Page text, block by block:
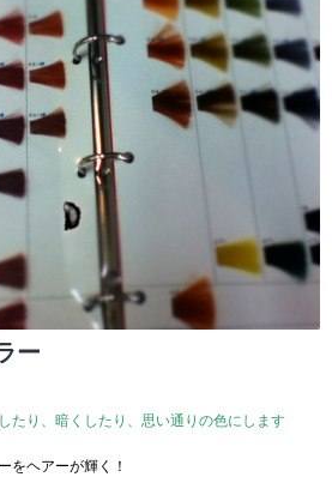
ー
たり、暗くしたり、思い通りの色にします
をヘアーが輝く！